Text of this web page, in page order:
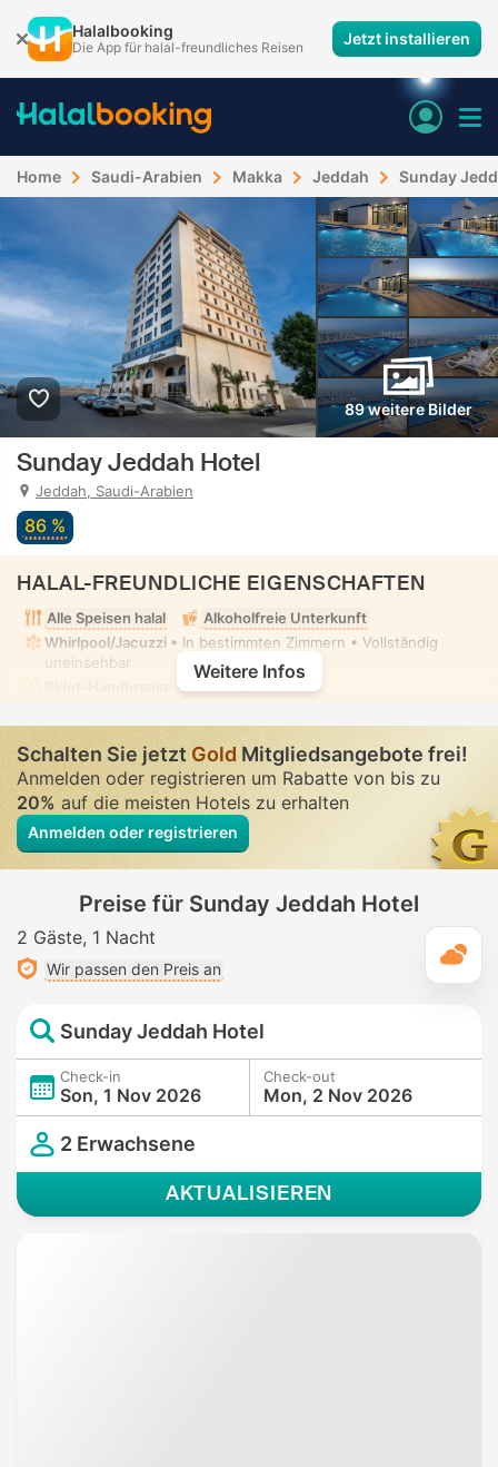
Halalbooking
Die App für halal-freundliches Reisen Jetzt installieren
Home Saudi-Arabien Makka Jeddah Sunday
89 weitere Bilder
Sunday Jeddah Hotel
Jeddah, Saudi-Arabien
86 %
HALAL-FREUNDLICHE EIGENSCHAFTEN
Alle Speisen halal
Alkoholfreie Unterkunft
Whirlpool/Jacuzzi • In bestimmten Zimmern • Vollständig
uneinsehbar
• In allen Zimmern
Weitere Infos
Schalten Sie jetztGold Mitgliedsangebote frei!
Anmelden oder registrieren um Rabatte von bis zu
20%auf die meisten Hotels zu erhalten
Anmelden oder registrieren
Preise für Sunday Jeddah Hotel
2 Gäste 1 Nacht
Wir passen den Preis an
Sunday Jeddah Hotel
Check-in
Son, 1 Nov 2026
Check-out
Mon, 2 Nov 2026
2 Erwachsene
AKTUALISIEREN